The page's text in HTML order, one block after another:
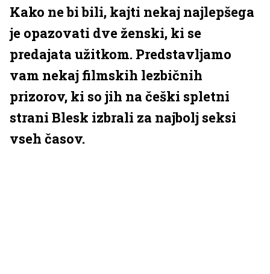
Kako ne bi bili, kajti nekaj najlepšega
je opazovati dve ženski, ki se
predajata užitkom. Predstavljamo
vam nekaj filmskih lezbičnih
prizorov, ki so jih na češki spletni
strani Blesk izbrali za najbolj seksi
vseh časov.